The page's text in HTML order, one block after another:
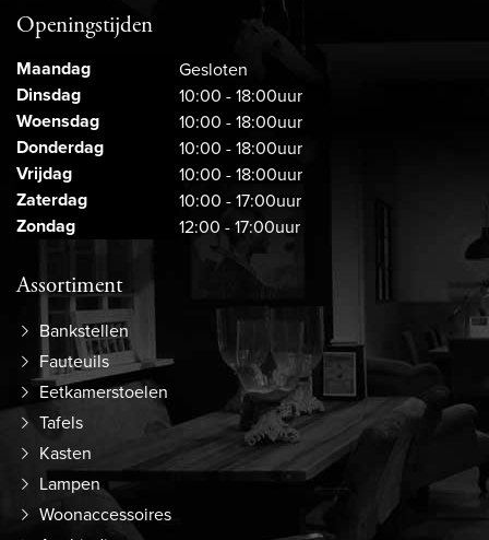
Openingstijden
Maandag Gesloten
Dinsdag 10:00 - 18:00uur
Woensdag 10:00 - 18:00uur
Donderdag 10:00 - 18:00uur
Vrijdag 10:00 - 18:00uur
Zaterdag 10:00 - 17:00uur
Zondag 12:00 - 17:00uur
Assortiment
Bankstellen
Fauteuils
Eetkamerstoelen
Tafels
Kasten
Lampen
Woonaccessoires